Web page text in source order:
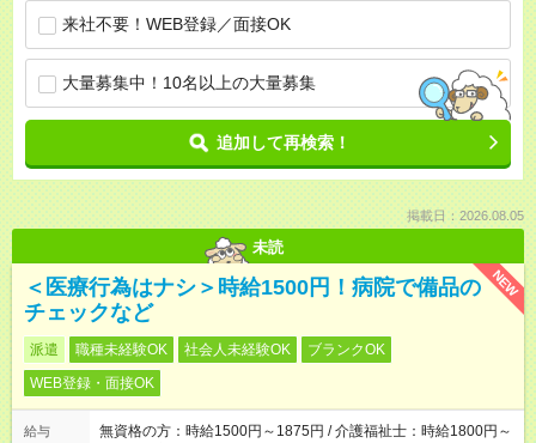
来社不要！WEB登録／面接OK
大量募集中！10名以上の大量募集
追加して再検索！
掲載日：2026.08.05
未読
NEW
＜医療行為はナシ＞時給1500円！病院で備品の
チェックなど
派遣 職種未経験OK 社会人未経験OK
ブランクOK
WEB登録・面接OK
給与
無資格の方：時給1500円～1875円 / 介護福祉士：時給1800円～